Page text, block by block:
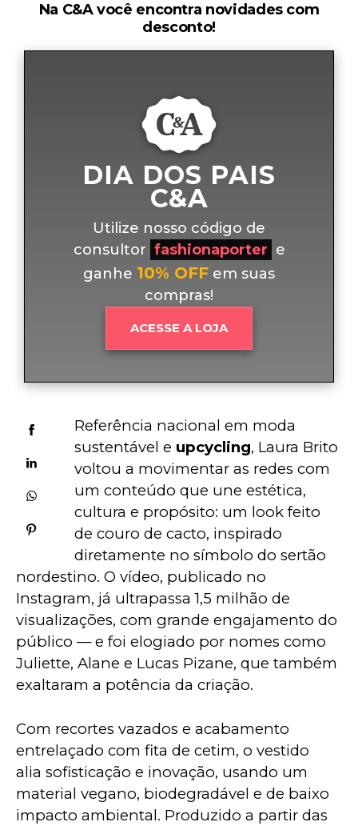
Na C&A você encontra novidades com
desconto!
DIA DOS PAIS
C&A
Utilize nosso código de
consultor fashionaporter e
ganhe 10% OFF em suas
compras!
ACESSE A LOJA
Referência nacional em moda
sustentável e upcycling, Laura Brito
voltou a movimentar as redes com
um conteúdo que une estética,
cultura e propósito: um look feito
de couro de cacto, inspirado
diretamente no símbolo do sertão
nordestino. O vídeo, publicado no
Instagram, já ultrapassa 1,5 milhão de
visualizações, com grande engajamento do
público — e foi elogiado por nomes como
Juliette, Alane e Lucas Pizane, que também
exaltaram a potência da criação.
Com recortes vazados e acabamento
entrelaçado com fita de cetim, o vestido
alia sofisticação e inovação, usando um
material vegano, biodegradável e de baixo
impacto ambiental. Produzido a partir das